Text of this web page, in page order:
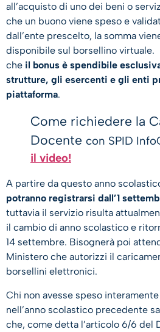
all’acquisto di uno dei beni o
che un buono viene speso e
dall’ente prescelto, la somma
disponibile sul borsellino virtuale.
che il bonus è spendibile
strutture, gli esercenti e gli enti
piattaforma.
Come richiedere la
Docente con SPID
il video!
A partire da questo anno
potranno registrarsi dall’1
tuttavia il servizio risulta
il cambio di anno scolastico e
14 settembre. Bisognerà poi
Ministero che autorizzi il
borsellini elettronici.
Chi non avesse speso
nell’anno scolastico precedente
che, come detta l’articolo 6/6 del